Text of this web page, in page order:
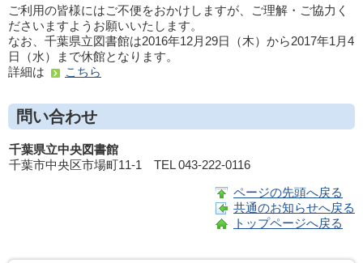
ご利用の皆様にはご不便をおかけしますが、ご理解・ご協力く
ださいますようお願いいたします。
なお、千葉県立図書館は2016年12月29日（木）から2017年1月4
日（水）まで休館となります。
詳細は
こちら
問い合わせ
千葉県立中央図書館
千葉市中央区市場町11-1 TEL 043-222-0116
ページの先頭へ戻る
共通のお知らせへ戻る
トップページへ戻る